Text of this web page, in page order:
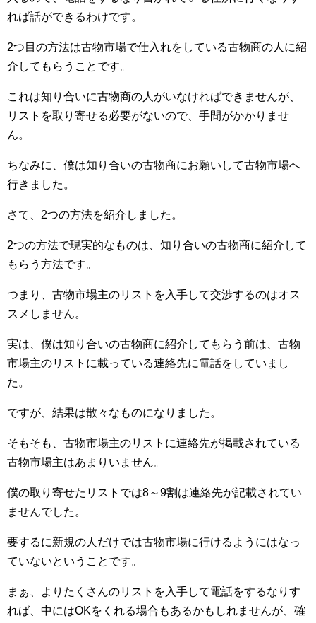
れば話ができるわけです。
2つ目の方法は古物市場で仕入れをしている古物商の人に紹
介してもらうことです。
これは知り合いに古物商の人がいなければできませんが、
リストを取り寄せる必要がないので、手間がかかりませ
ん。
ちなみに、僕は知り合いの古物商にお願いして古物市場へ
行きました。
さて、2つの方法を紹介しました。
2つの方法で現実的なものは、知り合いの古物商に紹介して
もらう方法です。
つまり、古物市場主のリストを入手して交渉するのはオス
スメしません。
実は、僕は知り合いの古物商に紹介してもらう前は、古物
市場主のリストに載っている連絡先に電話をしていまし
た。
ですが、結果は散々なものになりました。
そもそも、古物市場主のリストに連絡先が掲載されている
古物市場主はあまりいません。
僕の取り寄せたリストでは8～9割は連絡先が記載されてい
ませんでした。
要するに新規の人だけでは古物市場に行けるようにはなっ
ていないということです。
まぁ、よりたくさんのリストを入手して電話をするなりす
れば、中にはOKをくれる場合もあるかもしれませんが、確